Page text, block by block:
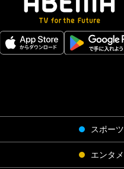
スポーツ
エンタメ